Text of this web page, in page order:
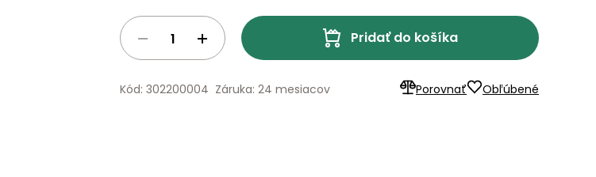
Pridať do košíka
Porovnať Obľúbené
Kód: 302200004 Záruka: 24 mesiacov